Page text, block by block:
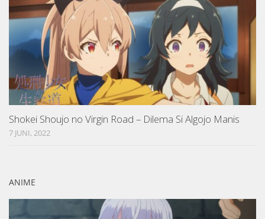
Shokei Shoujo no Virgin Road – Dilema Si Algojo Manis
7 JUNI, 2022
ANIME